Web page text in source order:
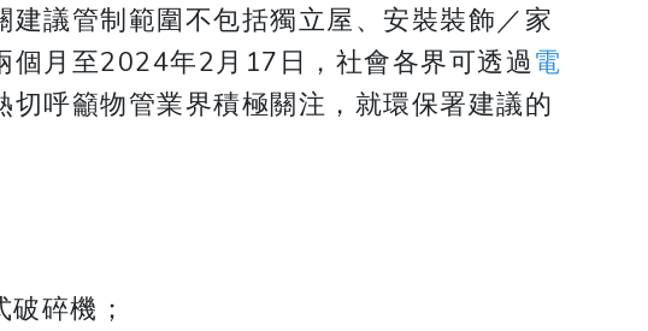
議管制範圍不包括獨立屋、安裝裝飾／家
個月至2024年2月17日，社會各界可透過電
呼籲物管業界積極關注，就環保署建議的
碎機；